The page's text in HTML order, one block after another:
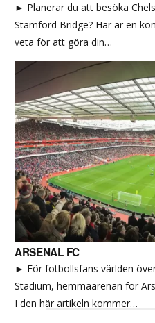
► Planerar du att besöka
Stamford Bridge? Här är en
veta för att göra din…
ARSENAL FC
► För fotbollsfans världen
Stadium, hemmaarenan för
I den här artikeln kommer…